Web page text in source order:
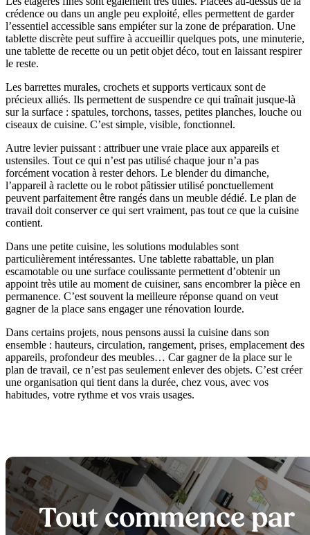
crédence ou dans un angle peu exploité, elles permettent de garder
l’essentiel accessible sans empiéter sur la zone de préparation. Une
tablette discrète peut suffire à accueillir quelques pots, une minuterie,
une tablette de recette ou un petit objet déco, tout en laissant respirer
le reste.
Les barrettes murales, crochets et supports verticaux sont de
précieux alliés. Ils permettent de suspendre ce qui traînait jusque-là
sur la surface : spatules, torchons, tasses, petites planches, louche ou
ciseaux de cuisine. C’est simple, visible, fonctionnel.
Autre levier puissant : attribuer une vraie place aux appareils et
ustensiles. Tout ce qui n’est pas utilisé chaque jour n’a pas
forcément vocation à rester dehors. Le blender du dimanche,
l’appareil à raclette ou le robot pâtissier utilisé ponctuellement
peuvent parfaitement être rangés dans un meuble dédié. Le plan de
travail doit conserver ce qui sert vraiment, pas tout ce que la cuisine
contient.
Dans une petite cuisine, les solutions modulables sont
particulièrement intéressantes. Une tablette rabattable, un plan
escamotable ou une surface coulissante permettent d’obtenir un
appoint très utile au moment de cuisiner, sans encombrer la pièce en
permanence. C’est souvent la meilleure réponse quand on veut
gagner de la place sans engager une rénovation lourde.
Dans certains projets, nous pensons aussi la cuisine dans son
ensemble : hauteurs, circulation, rangement, prises, emplacement des
appareils, profondeur des meubles… Car gagner de la place sur le
plan de travail, ce n’est pas seulement enlever des objets. C’est créer
une organisation qui tient dans la durée, chez vous, avec vos
habitudes, votre rythme et vos vrais usages.
Tout commence par